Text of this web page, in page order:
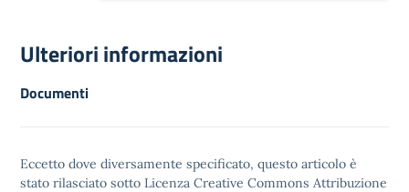
Ulteriori informazioni
Documenti
Eccetto dove diversamente specificato, questo articolo è
stato rilasciato sotto Licenza Creative Commons Attribuzione